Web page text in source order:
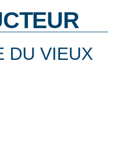
DU VIEUX